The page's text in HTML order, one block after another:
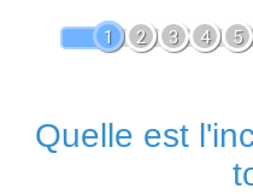
1 2 3 4 5
Quelle est